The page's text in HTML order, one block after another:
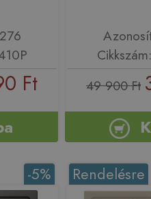
Ft 49 900 Ft
-5% Rendelésre